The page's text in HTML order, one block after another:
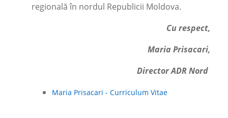
regională în nordul Republicii Moldova.
Cu respect,
Maria Prisacari,
Director ADR Nord
Maria Prisacari - Curriculum Vitae